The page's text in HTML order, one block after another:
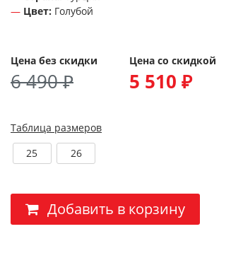
Цвет: Голубой
Цена без скидки
6 490 ₽
Цена со скидкой
5 510 ₽
Таблица размеров
25
26
Добавить в корзину